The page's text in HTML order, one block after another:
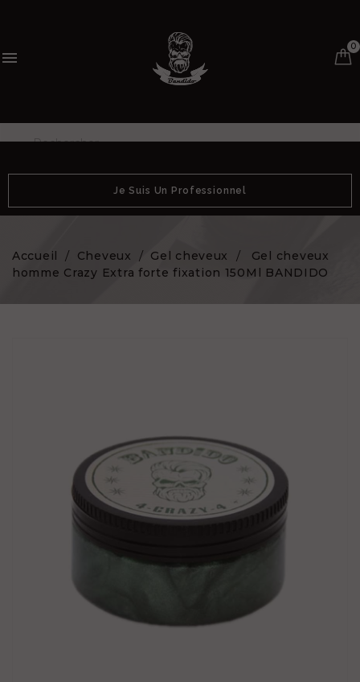

0
Je Suis Un Professionnel
Accueil Cheveux Gel cheveux
Gel cheveux
homme Crazy Extra forte fixation 150Ml BANDIDO